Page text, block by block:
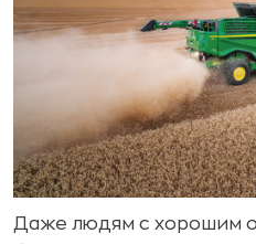
Даже людям с хорошим